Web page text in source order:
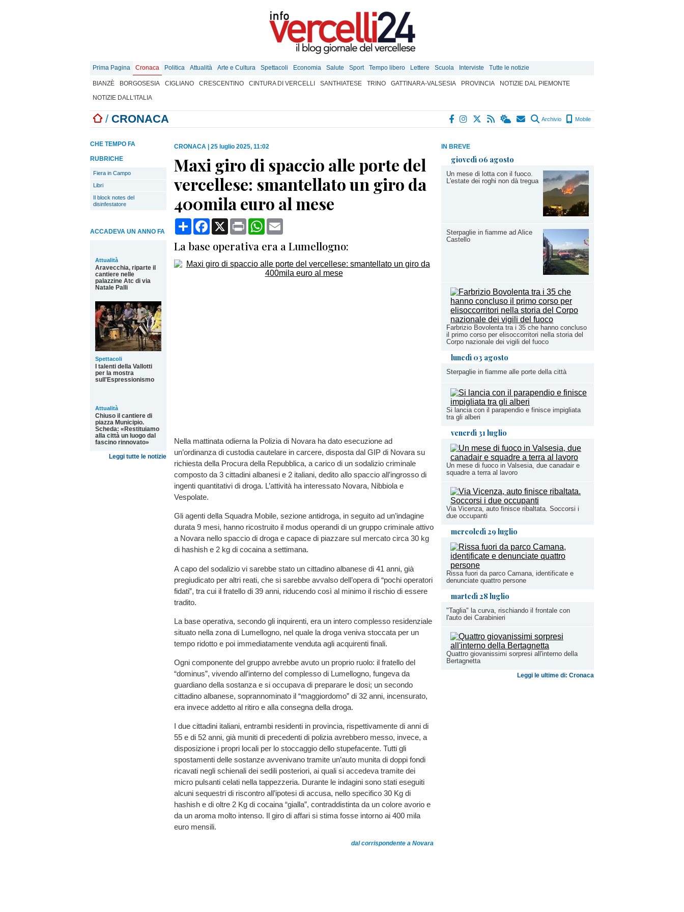
Prima Pagina Cronaca Politica Attualità Arte e Cultura Spettacoli Economia Salute Sport Tempo libero Lettere Scuola Interviste Tutte le notizie
BIANZÈ BORGOSESIA CIGLIANO CRESCENTINO CINTURA DI VERCELLI SANTHIATESE TRINO GATTINARA-VALSESIA PROVINCIA
NOTIZIE DAL PIEMONTE
NOTIZIE DALL'ITALIA
/ CRONACA Archivio Mobile
IN BREVE
giovedì 06 agosto
Un mese di lotta con il fuoco.
L'estate dei roghi non dà tregua
Sterpaglie in fiamme ad Alice
Castello
Farbrizio Bovolenta tra i 35 che hanno concluso
il primo corso per elisoccorritori nella storia del
Corpo nazionale dei vigili del fuoco
lunedì 03 agosto
Sterpaglie in fiamme alle porte della città
Si lancia con il parapendio e finisce impigliata
tra gli alberi
venerdì 31 luglio
Un mese di fuoco in Valsesia, due canadair e
squadre a terra al lavoro
Via Vicenza, auto finisce ribaltata. Soccorsi i
due occupanti
mercoledì 29 luglio
Rissa fuori da parco Camana, identificate e
denunciate quattro persone
martedì 28 luglio
"Taglia" la curva, rischiando il frontale con
l'auto dei Carabinieri
Quattro giovanissimi sorpresi all'interno della
Bertagnetta
Leggi le ultime di: Cronaca
CHE TEMPO FA
RUBRICHE
Fiera in Campo
Libri
Il block notes del
disinfestatore
ACCADEVA UN ANNO FA
Attualità
Aravecchia, riparte il
cantiere nelle
palazzine Atc di via
Natale Palli
Spettacoli
I talenti della Vallotti
per la mostra
sull'Espressionismo
Attualità
Chiuso il cantiere di
piazza Municipio.
Scheda: «Restituiamo
alla città un luogo dal
fascino rinnovato»
Leggi tutte le notizie
CRONACA 25 luglio 2025, 11:02
Maxi giro di spaccio alle porte del
vercellese: smantellato un giro da
400mila euro al mese
CondividiFacebook
X Print WhatsApp
La base operativa era a Lumellogno:
Nella mattinata odierna la Polizia di Novara ha dato esecuzione ad
un’ordinanza di custodia cautelare in carcere, disposta dal GIP di Novara su
richiesta della Procura della Repubblica, a carico di un sodalizio criminale
composto da 3 cittadini albanesi e 2 italiani, dedito allo spaccio all’ingrosso di
ingenti quantitativi di droga. L’attività ha interessato Novara, Nibbiola e
Vespolate.
Gli agenti della Squadra Mobile, sezione antidroga, in seguito ad un’indagine
durata 9 mesi, hanno ricostruito il modus operandi di un gruppo criminale attivo
a Novara nello spaccio di droga e capace di piazzare sul mercato circa 30 kg
di hashish e 2 kg di cocaina a settimana.
A capo del sodalizio vi sarebbe stato un cittadino albanese di 41 anni, già
pregiudicato per altri reati, che si sarebbe avvalso dell’opera di “pochi operatori
fidati”, tra cui il fratello di 39 anni, riducendo così al minimo il rischio di essere
tradito.
La base operativa, secondo gli inquirenti, era un intero complesso residenziale
situato nella zona di Lumellogno, nel quale la droga veniva stoccata per un
tempo ridotto e poi immediatamente venduta agli acquirenti finali.
Ogni componente del gruppo avrebbe avuto un proprio ruolo: il fratello del
“dominus”, vivendo all’interno del complesso di Lumellogno, fungeva da
guardiano della sostanza e si occupava di preparare le dosi; un secondo
cittadino albanese, soprannominato il “maggiordomo” di 32 anni, incensurato,
era invece addetto al ritiro e alla consegna della droga.
I due cittadini italiani, entrambi residenti in provincia, rispettivamente di anni di
55 e di 52 anni, già muniti di precedenti di polizia avrebbero messo, invece, a
disposizione i propri locali per lo stoccaggio dello stupefacente. Tutti gli
spostamenti delle sostanze avvenivano tramite un’auto munita di doppi fondi
ricavati negli schienali dei sedili posteriori, ai quali si accedeva tramite dei
micro pulsanti celati nella tappezzeria. Durante le indagini sono stati eseguiti
alcuni sequestri di riscontro all’ipotesi di accusa, nello specifico 30 Kg di
hashish e di oltre 2 Kg di cocaina “gialla”, contraddistinta da un colore avorio e
da un aroma molto intenso. Il giro di affari si stima fosse intorno ai 400 mila
euro mensili.
dal corrispondente a Novara